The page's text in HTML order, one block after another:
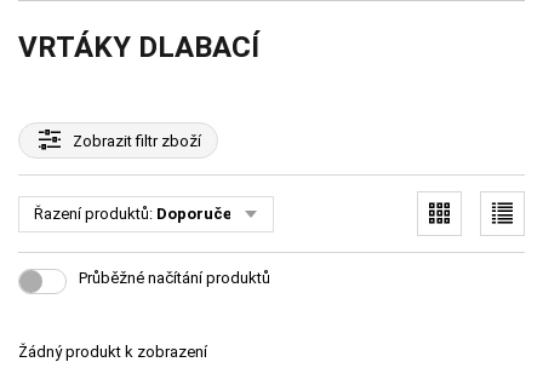
VRTÁKY DLABACÍ
Zobrazitfiltr zboží
Řazení produktů: Doporučené
Průběžné načítání produktů
Žádný produkt k zobrazení